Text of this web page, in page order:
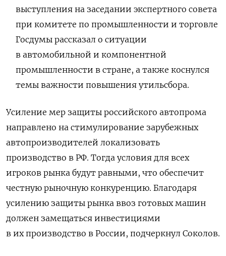
выступления на заседании экспертного совета
при комитете по промышленности и торговле
Госдумы рассказал о ситуации
в автомобильной и компонентной
промышленности в стране, а также коснулся
темы важности повышения утильсбора.
Усиление мер защиты российского автопрома
направлено на стимулирование зарубежных
автопроизводителей локализовать
производство в РФ. Тогда условия для всех
игроков рынка будут равными, что обеспечит
честную рыночную конкуренцию. Благодаря
усилению защиты рынка ввоз готовых машин
должен замещаться инвестициями
в их производство в России, подчеркнул Соколов.